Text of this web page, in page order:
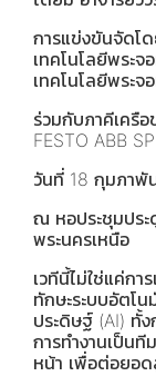
การแข่งขันจัดโ
เทคโนโลยีพระจ
เทคโนโลยีพระจ
ร่วมกับภาคีเครือ
FESTO ABB
วันที่ 18 กุมภา
ณ หอประชุมประ
พระนครเหนือ
เวทีนี้ไม่ใช่แค่ก
ทักษะระบบอัตโ
ประดิษฐ์ (AI) ทั้
การทำงานเป็นที
หน้า เพื่อต่อยอ